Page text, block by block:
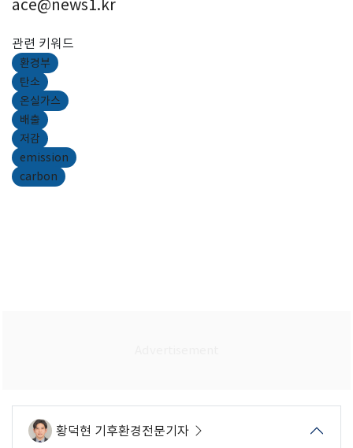
ace@news1.kr
관련 키워드
환경부
탄소
온실가스
배출
저감
emission
carbon
황덕현 기후환경전문기자